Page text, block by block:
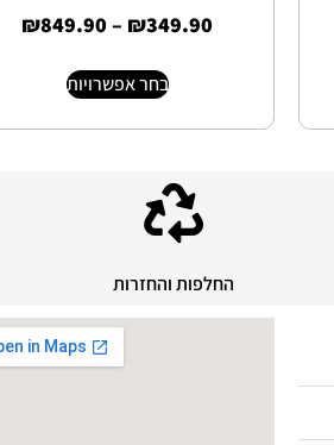
₪349.90
–
₪849.90
בחר אפשרויות
החלפות והחזרות